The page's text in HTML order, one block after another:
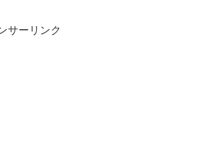
サーリンク